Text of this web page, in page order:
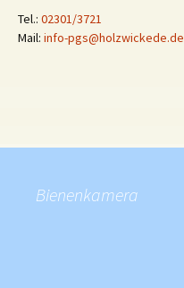
Tel.: 02301/3721
Mail: info-pgs@holzwickede.de
Bienenkamera